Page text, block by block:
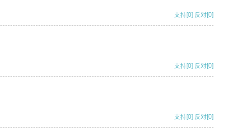
支持[0] 反对[0]
支持[0] 反对[0]
支持[0] 反对[0]